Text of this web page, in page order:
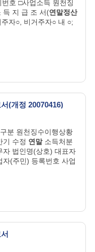
호 □사업소득 원천징
득 지 급 조 서(연말정산
자○, 비거주자○ 내 ○;
(개정 20070416)
분 원천징수이행상황
기 수정 연말소득처분
법인명(상호) 대표자
(주민) 등록번호 사업